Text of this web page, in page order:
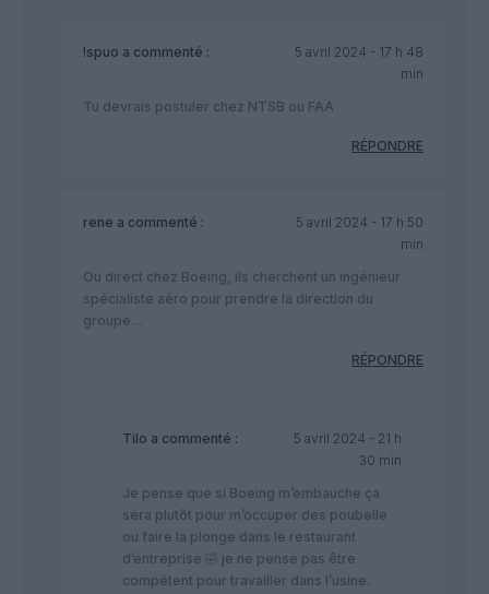
!spuo a commenté :
5 avril 2024 - 17 h 48
min
Tu devrais postuler chez NTSB ou FAA
RÉPONDRE
rene a commenté :
5 avril 2024 - 17 h 50
min
Ou direct chez Boeing, ils cherchent un ingénieur
spécialiste aéro pour prendre la direction du
groupe…
RÉPONDRE
Tilo a commenté :
5 avril 2024 - 21 h
30 min
Je pense que si Boeing m’embauche ça
sera plutôt pour m’occuper des poubelle
ou faire la plonge dans le restaurant
d’entreprise 🤣 je ne pense pas être
compétent pour travailler dans l’usine.